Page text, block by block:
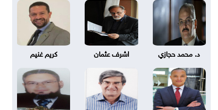
د. محمد حجازي اشرف عثمان كريم غنيم